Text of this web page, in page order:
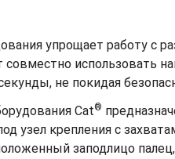
упрощает работу
использовать
не покидая
Cat®
узел крепления с
заподлицо